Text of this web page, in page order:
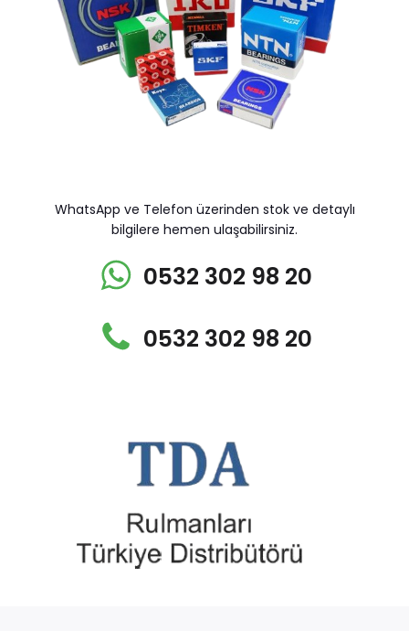
WhatsApp ve Telefon üzerinden stok ve detaylı
bilgilere hemen ulaşabilirsiniz.
0532 302 98 20
0532 302 98 20